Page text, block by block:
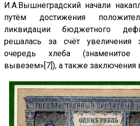
И.А.Вышнеградский начали
путём достижения
ликвидации бюджетного
решалась за счёт увеличения
очередь хлеба
вывезем»[7]), а также заключения